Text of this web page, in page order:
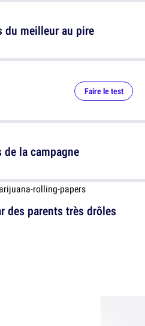
du meilleur au pire
des parents très drôles
Faire le test
la campagne